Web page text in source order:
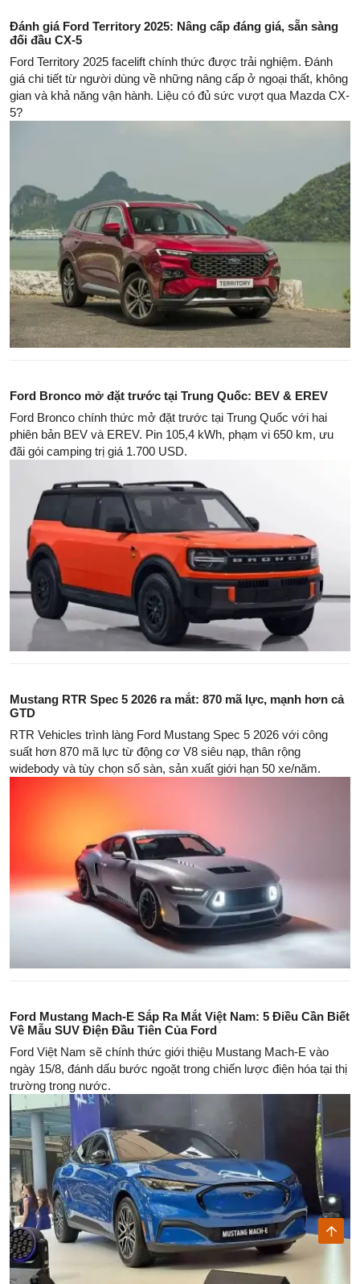
Đánh giá Ford Territory 2025: Nâng cấp đáng giá, sẵn sàng
đối đầu CX-5
Ford Territory 2025 facelift chính thức được trải nghiệm. Đánh
giá chi tiết từ người dùng về những nâng cấp ở ngoại thất, không
gian và khả năng vận hành. Liệu có đủ sức vượt qua Mazda CX-
5?
Ford Bronco mở đặt trước tại Trung Quốc: BEV & EREV
Ford Bronco chính thức mở đặt trước tại Trung Quốc với hai
phiên bản BEV và EREV. Pin 105,4 kWh, phạm vi 650 km, ưu
đãi gói camping trị giá 1.700 USD.
Mustang RTR Spec 5 2026 ra mắt: 870 mã lực, mạnh hơn cả
GTD
RTR Vehicles trình làng Ford Mustang Spec 5 2026 với công
suất hơn 870 mã lực từ động cơ V8 siêu nạp, thân rộng
widebody và tùy chọn số sàn, sản xuất giới hạn 50 xe/năm.
Ford Mustang Mach-E Sắp Ra Mắt Việt Nam: 5 Điều Cần Biết
Về Mẫu SUV Điện Đầu Tiên Của Ford
Ford Việt Nam sẽ chính thức giới thiệu Mustang Mach-E vào
ngày 15/8, đánh dấu bước ngoặt trong chiến lược điện hóa tại thị
trường trong nước.